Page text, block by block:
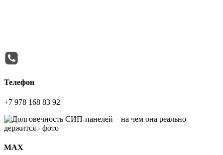
Телефон
+7 978 168 83 92
МАХ